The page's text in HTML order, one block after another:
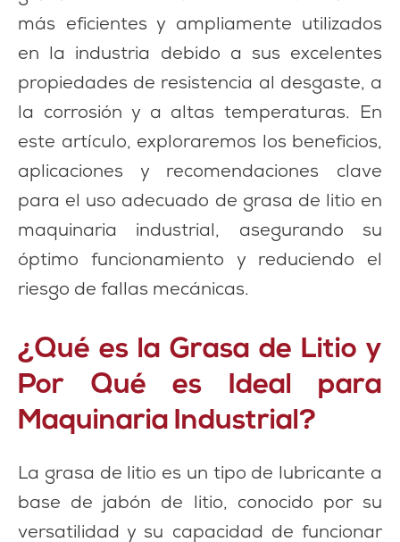
más eficientes y ampliamente utilizados
en la industria debido a sus excelentes
propiedades de resistencia al desgaste, a
la corrosión y a altas temperaturas. En
este artículo, exploraremos los beneficios,
aplicaciones y recomendaciones clave
para el uso adecuado de grasa de litio en
maquinaria industrial, asegurando su
óptimo funcionamiento y reduciendo el
riesgo de fallas mecánicas.
¿Qué es la Grasa de Litio y
Por Qué es Ideal para
Maquinaria Industrial?
La grasa de litio es un tipo de lubricante a
base de jabón de litio, conocido por su
versatilidad y su capacidad de funcionar